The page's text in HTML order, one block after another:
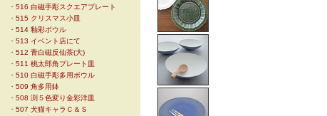
・ 516 白磁手彫スクエアプレート
・ 515 クリスマス小皿
・ 514 釉彩ボウル
・ 513 イベント店にて
・ 512 青白磁反仙茶(大)
・ 511 桃太郎角プレート皿
・ 510 白磁手彫多用ボウル
・ 509 角多用鉢
・ 508 渕５色変り金彩洋皿
・ 507 犬猫キャラＣ＆Ｓ